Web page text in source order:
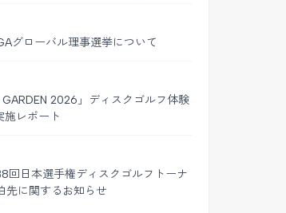
グローバル理事選挙について
GARDEN 2026」ディスクゴルフ体験
施レポート
回日本選手権ディスクゴルフトーナ
先に関するお知らせ